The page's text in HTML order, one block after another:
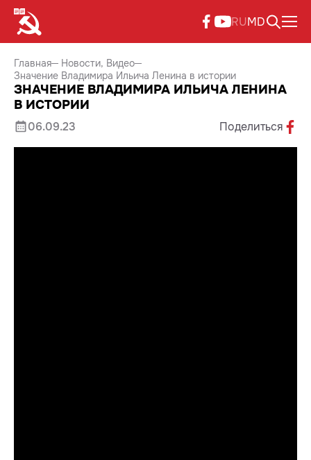
RUMD
Главная Новости Видео
Значение Владимира Ильича Ленина в истории
ЗНАЧЕНИЕ ВЛАДИМИРА ИЛЬИЧА ЛЕНИНА
В ИСТОРИИ
06.09.23 Поделиться